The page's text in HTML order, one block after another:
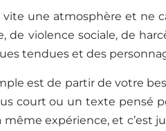
une atmosphère et ne
de violence sociale, de
tendues et des
est de partir de votre
court ou un texte pensé
même expérience, et c’est